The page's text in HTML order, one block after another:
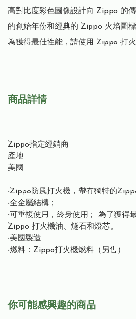
高對比度彩色圖像設計向 Zippo 的
的創始年份和經典的 Zippo 火焰圖標
為獲得最佳性能，請使用 Zippo 打火
商品詳情
Zippo指定經銷商
產地
美國
‧Zippo防風打火機，帶有獨特的
‧全金屬結構；
‧可重複使用，終身使用； 為了獲得
Zippo 打火機油、燧石和燈芯。
‧美國製造
‧燃料：Zippo打火機燃料（另售）
你可能感興趣的商品